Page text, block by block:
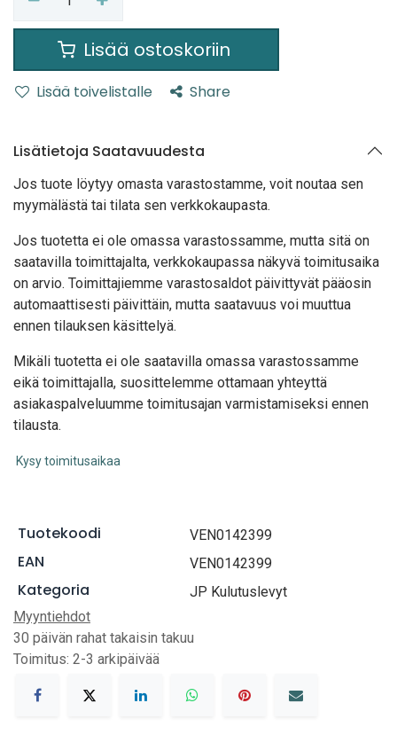
Lisää ostoskoriin
Lisää toivelistalle Share
Lisätietoja Saatavuudesta
Jos tuote löytyy omasta varastostamme, voit noutaa sen
myymälästä tai tilata sen verkkokaupasta.
Jos tuotetta ei ole omassa varastossamme, mutta sitä on
saatavilla toimittajalta, verkkokaupassa näkyvä toimitusaika
on arvio. Toimittajiemme varastosaldot päivittyvät pääosin
automaattisesti päivittäin, mutta saatavuus voi muuttua
ennen tilauksen käsittelyä.
Mikäli tuotetta ei ole saatavilla omassa varastossamme
eikä toimittajalla, suosittelemme ottamaan yhteyttä
asiakaspalveluumme toimitusajan varmistamiseksi ennen
tilausta.
Kysy toimitusaikaa
Tuotekoodi VEN0142399
EAN VEN0142399
Kategoria
JP Kulutuslevyt
Myyntiehdot
30 päivän rahat takaisin takuu
Toimitus: 2-3 arkipäivää